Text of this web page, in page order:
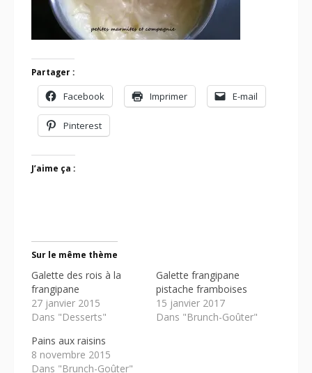
Partager :
Facebook Imprimer E-mail
Pinterest
J’aime ça :
Sur le même thème
Galette des rois à la
frangipane
27 janvier 2015
Dans "Desserts"
Galette frangipane
pistache framboises
15 janvier 2017
Dans "Brunch-Goûter"
Pains aux raisins
8 novembre 2015
Dans "Brunch-Goûter"